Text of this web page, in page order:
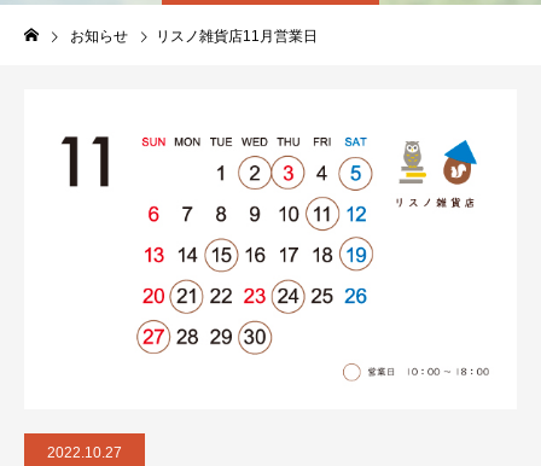
お知らせ リスノ雑貨店11月営業日
2022.10.27